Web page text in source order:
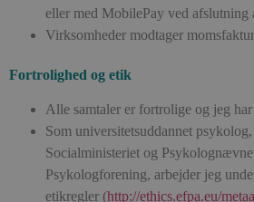
eller med MobilePay ved afslutning
Virksomheder modtager
Fortrolighed og etik
Alle samtaler er fortrolige og jeg
Som universitetsuddannet
Socialministeriet og
Psykologforening, arbejder jeg
etikregler (http://ethics.efpa.eu/